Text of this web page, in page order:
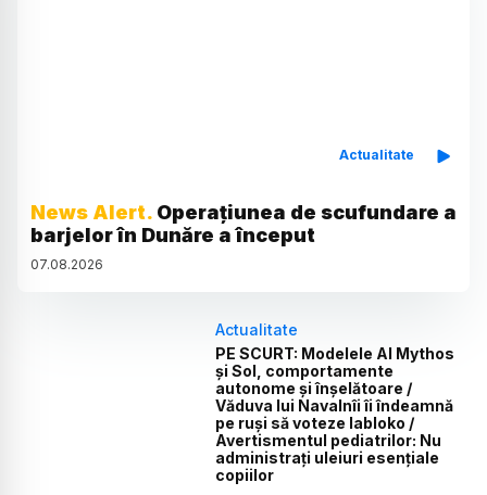
Actualitate
News Alert. Operațiunea de scufundare a
barjelor în Dunăre a început
07.08.2026
Actualitate
PE SCURT: Modelele AI Mythos
și Sol, comportamente
autonome și înșelătoare /
Văduva lui Navalnîi îi îndeamnă
pe ruși să voteze Iabloko /
Avertismentul pediatrilor: Nu
administrați uleiuri esențiale
copiilor